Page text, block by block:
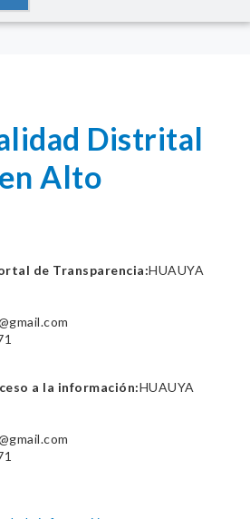
Distrital
Alto
de Transparencia:HUAUYA
a la información:HUAUYA